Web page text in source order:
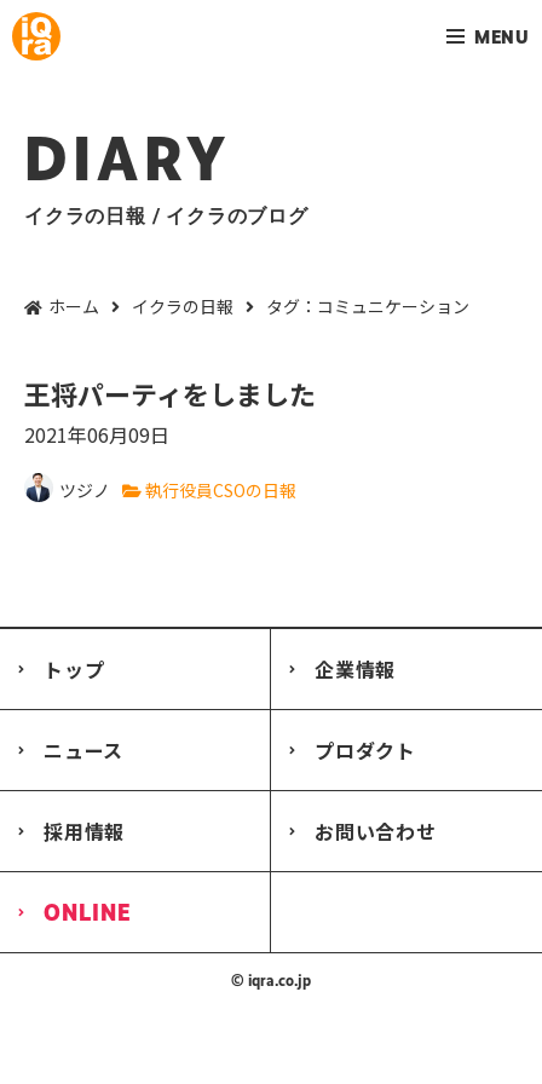
MENU
DIARY
イクラの日報 / イクラのブログ
ホーム イクラの日報 タグ：コミュニケーション
王将パーティをしました
2021年06月09日
ツジノ 執行役員CSOの日報
トップ 企業情報
ニュース プロダクト
採用情報 お問い合わせ
ONLINE
© iqra.co.jp